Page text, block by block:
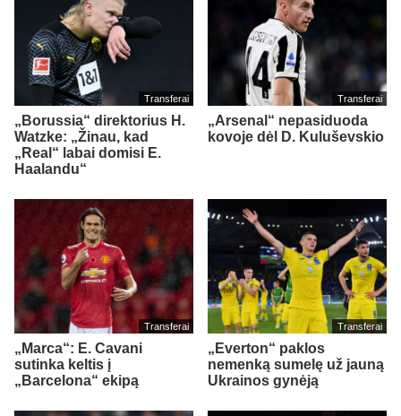
Transferai
„Borussia“ direktorius H.
Watzke: „Žinau, kad
„Real“ labai domisi E.
Haalandu“
Transferai
„Arsenal“ nepasiduoda
kovoje dėl D. Kuluševskio
Transferai
„Marca“: E. Cavani
sutinka keltis į
„Barcelona“ ekipą
Transferai
„Everton“ paklos
nemenką sumelę už jauną
Ukrainos gynėją